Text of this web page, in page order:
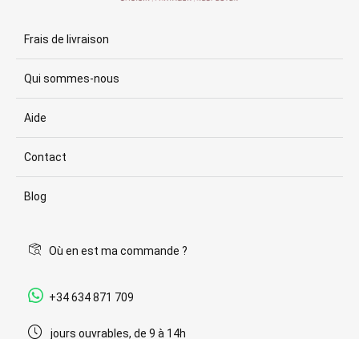
Frais de livraison
Qui sommes-nous
Aide
Contact
Blog
Où en est ma commande ?
+34 634 871 709
jours ouvrables, de 9 à 14h